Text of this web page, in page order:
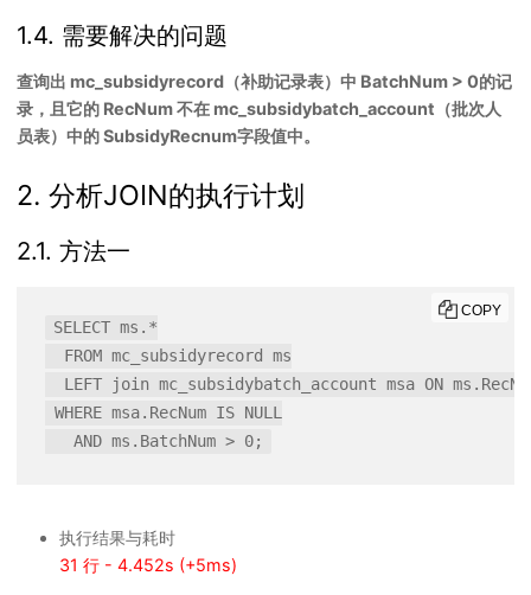
1.4. 需要解决的问题
查询出 mc_subsidyrecord（补助记录表）中 BatchNum > 0的记
录，且它的 RecNum 不在 mc_subsidybatch_account（批次人
员表）中的 SubsidyRecnum字段值中。
2. 分析JOIN的执行计划
2.1. 方法一
SELECT ms.*
  FROM mc_subsidyrecord ms
LEFT join mc_subsidybatch_account msa ON
WHERE msa.RecNum IS NULL
COPY
执行结果与耗时
31 行 - 4.452s (+5ms)